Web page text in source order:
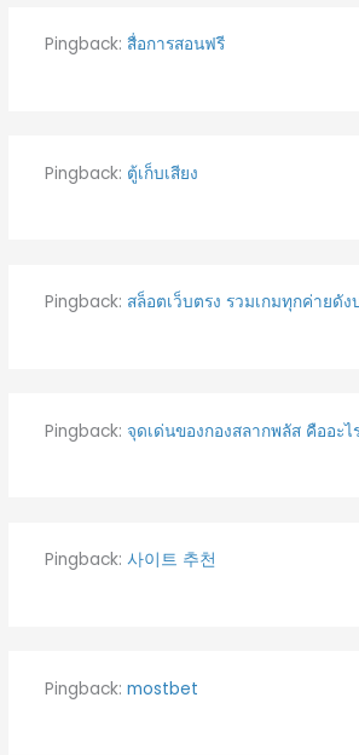
Pingback: สื่อการสอนฟรี
Pingback: ตู้เก็บเสียง
Pingback: สล็อตเว็บตรง รวมเกมทุกค่ายดั
Pingback: จุดเด่นของกองสลากพลัส คืออะไ
Pingback: 사이트 추천
Pingback: mostbet